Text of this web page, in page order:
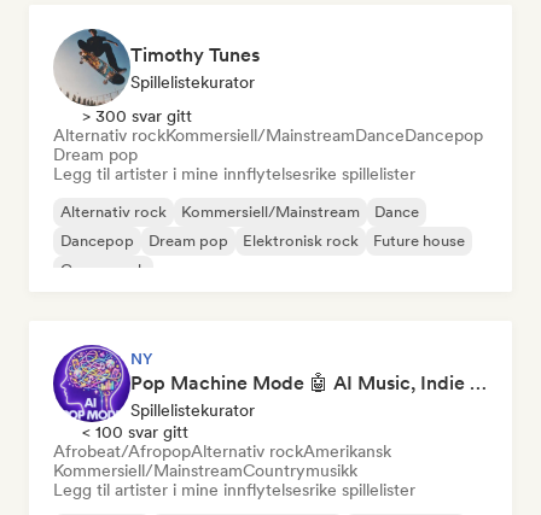
Timothy Tunes
Spillelistekurator
> 300 svar gitt
Alternativ rockKommersiell/MainstreamDanceDancepop
Dream pop
Legg til artister i mine innflytelsesrike spillelister
Alternativ rock Kommersiell/Mainstream
Dance
Dancepop
Dream pop Elektronisk rock
Future house
Garagerock
NY
Pop Machine Mode 🤖 AI Music, Indie Pop & Dream Pop
Spillelistekurator
< 100 svar gitt
Afrobeat/AfropopAlternativ rockAmerikansk
Kommersiell/MainstreamCountrymusikk
Legg til artister i mine innflytelsesrike spillelister